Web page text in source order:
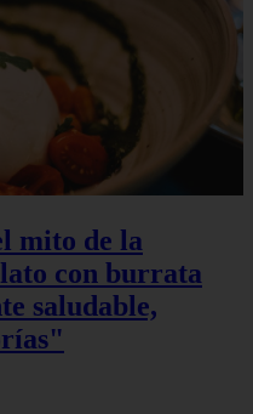
mito de la
con burrata
saludable,